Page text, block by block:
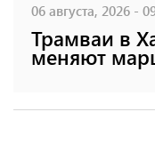
06 августа, 2026 -
Трамваи в
меняют